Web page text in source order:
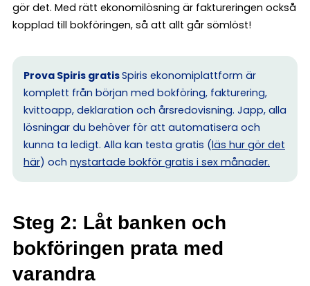
gör det. Med rätt ekonomilösning är faktureringen också
kopplad till bokföringen, så att allt går sömlöst!
Prova Spiris gratisSpiris ekonomiplattform är
komplett från början med bokföring, fakturering,
kvittoapp, deklaration och årsredovisning. Japp, alla
lösningar du behöver för att automatisera och
kunna ta ledigt. Alla kan testa gratis (läs hur gör det
här) och nystartade bokför gratis i sex månader.
Steg 2: Låt banken och
bokföringen prata med
varandra